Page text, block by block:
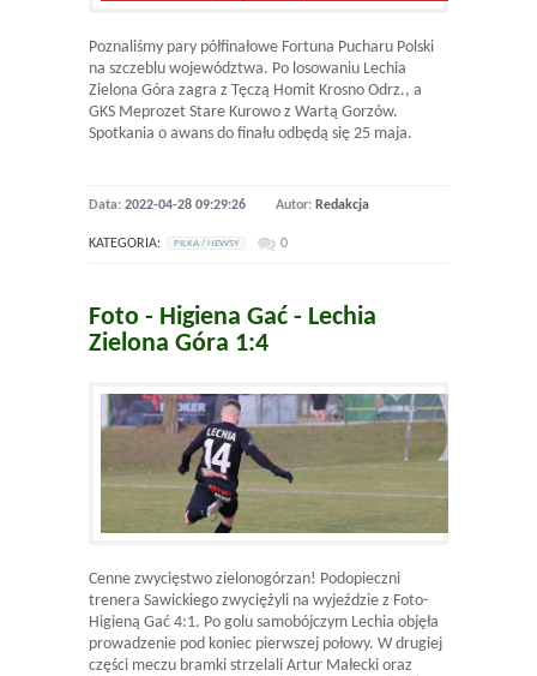
Poznaliśmy pary półfinałowe Fortuna Pucharu Polski
na szczeblu województwa. Po losowaniu Lechia
Zielona Góra zagra z Tęczą Homit Krosno Odrz., a
GKS Meprozet Stare Kurowo z Wartą Gorzów.
Spotkania o awans do finału odbędą się 25 maja.
Data: 2022-04-28 09:29:26 Autor: Redakcja
KATEGORIA: PILKA / NEWSY 0
Foto - Higiena Gać - Lechia
Zielona Góra 1:4
Cenne zwycięstwo zielonogórzan! Podopieczni
trenera Sawickiego zwyciężyli na wyjeździe z Foto-
Higieną Gać 4:1. Po golu samobójczym Lechia objęła
prowadzenie pod koniec pierwszej połowy. W drugiej
części meczu bramki strzelali Artur Małecki oraz